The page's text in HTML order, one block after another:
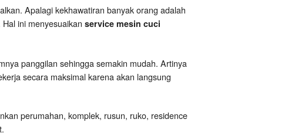
Apalagi kekhawatiran banyak orang adalah
ini menyesuaikan service mesin cuci
panggilan sehingga semakin mudah. Artinya
secara maksimal karena akan langsung
perumahan, komplek, rusun, ruko, residence